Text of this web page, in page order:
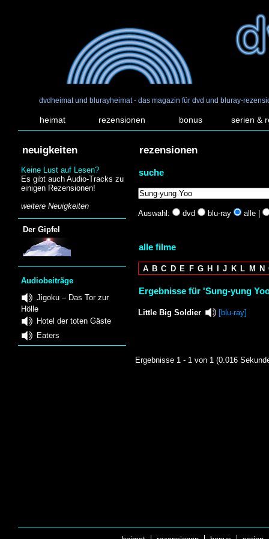
dvdheimat und blurayheimat - das magazin für dvd und bluray-
heimat rezensionen bonus serien &
neuigkeiten
Keine Lust auf Lesen?
Es gibt auch Audio-Tracks zu
einigen Rezensionen!
weitere Neuigkeiten
Der Gipfel
Audiobeiträge
Jigoku – Das Tor zur
Hölle
Hotel der toten Gäste
Eaters
rezensionen
suche
Auswahl: dvd blu-ray alle |
alle filme
A B C D E F G H I J K L M N
Ergebnisse für 'Sung-yung
Little Big Soldier [blu-ray]
Ergebnisse 1 - 1 von 1 (0.016